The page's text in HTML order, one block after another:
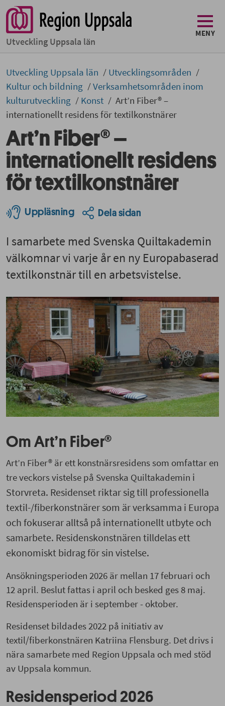
Utveckling Uppsala län
MENY
Utveckling Uppsala län
Utvecklingsområden
Kultur och bildning
Verksamhetsområden inom
kulturutveckling
Konst
Art’n Fiber® –
internationellt residens för textilkonstnärer
Art’n Fiber® –
internationellt residens
för textilkonstnärer
Uppläsning Dela sidan
I samarbete med Svenska Quiltakademin
välkomnar vi varje år en ny Europabaserad
textilkonstnär till en arbetsvistelse.
Om Art’n Fiber®
Art’n Fiber® är ett konstnärsresidens som omfattar en
tre veckors vistelse på Svenska Quiltakademin i
Storvreta. Residenset riktar sig till professionella
textil-/fiberkonstnärer som är verksamma i Europa
och fokuserar alltså på internationellt utbyte och
samarbete. Residenskonstnären tilldelas ett
ekonomiskt bidrag för sin vistelse.
Ansökningsperioden 2026 är mellan 17 februari och
12 april. Beslut fattas i april och besked ges 8 maj.
Residensperioden är i september - oktober.
Residenset bildades 2022 på initiativ av
textil/fiberkonstnären Katriina Flensburg. Det drivs i
nära samarbete med Region Uppsala och med stöd
av Uppsala kommun.
Residensperiod 2026